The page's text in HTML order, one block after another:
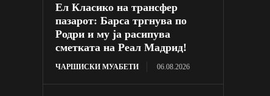
Ел Класико на трансфер
пазарот: Барса тргнува по
Родри и му ја расипува
сметката на Реал Мадрид!
ЧАРШИСКИ МУАБЕТИ 06.08.2026